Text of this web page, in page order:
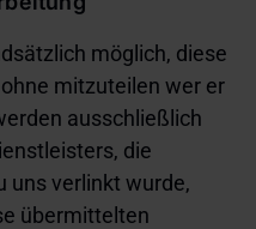
möglich, diese
mitzuteilen wer er
ausschließlich
die
uns verlinkt wurde,
übermittelten